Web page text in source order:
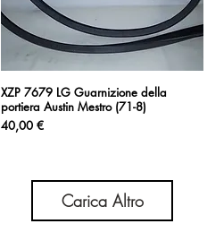
Vista rapida
XZP 7679 LG Guarnizione della
portiera Austin Mestro (71-8)
Prezzo
40,00 €
Carica Altro